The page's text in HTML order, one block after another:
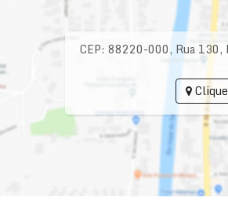
CEP: 88220-000, Rua 130,